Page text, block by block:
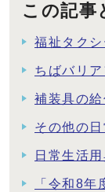
この記事
福祉タク
ちばバリ
補装具の
その他の
日常生活
「令和8